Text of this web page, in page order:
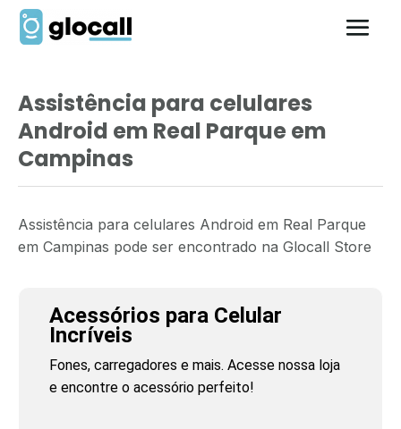
Assistência para celulares
Android em Real Parque em
Campinas
Assistência para celulares Android em Real Parque
em Campinas pode ser encontrado na Glocall Store
Acessórios para Celular
Incríveis
Fones, carregadores e mais. Acesse nossa loja
e encontre o acessório perfeito!